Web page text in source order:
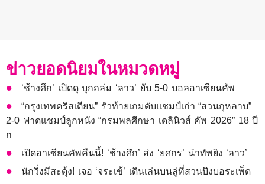
ข่าวยอดนิยมในหมวดหมู่
‘ช้างศึก’ เปิดดุ บุกถล่ม ‘ลาว’ ยับ 5-0 บอลอาเซียนคัพ
“กรุงเทพคริสเตียน” รัวท้ายเกมดับแชมป์เก่า “สวนกุหลาบ”
2-0 ฟาดแชมป์ลูกหนัง “กรมพลศึกษา เดลินิวส์ คัพ 2026” 18 ปี
ก
เปิดอาเซียนคัพคืนนี้! ‘ช้างศึก’ ส่ง ‘ยศกร’ นำทัพยิง ‘ลาว’
นักวิ่งมีสะดุ้ง! เจอ ‘จระเข้’ เดินเล่นบนลู่ที่สวนบึงบอระเพ็ด